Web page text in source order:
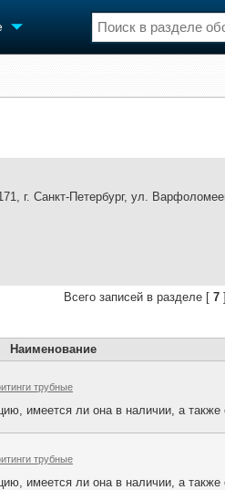
Конференции
г. Санкт-Петербург, ул.
Всего записей в разделе [ 7]
Наименование
трубные
имеется ли она в наличии, а также
трубные
имеется ли она в наличии, а также